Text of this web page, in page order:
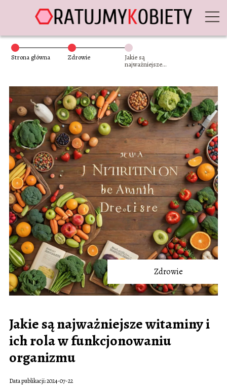
Strona główna Zdrowie
Jakie są
najważniejsze
funkcjonowaniu
organizmu
Zdrowie
Jakie są najważniejsze witaminy i
ich rola w funkcjonowaniu
organizmu
Data publikacji: 2024-07-22